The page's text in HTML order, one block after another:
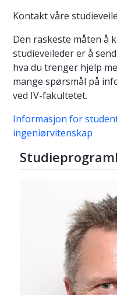
Kontakt våre
Den raskeste måten å
studieveileder er å
hva du trenger hjelp
mange spørsmål på
ved IV-fakultetet.
Informasjon for
ingeniørvitenskap